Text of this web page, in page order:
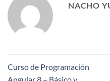
NACHO
Curso de Programación